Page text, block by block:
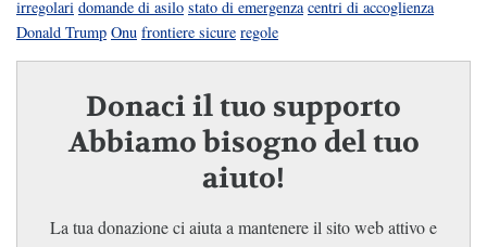
irregolari domande di asilo stato di emergenza centri di accoglienza
Donald Trump Onu frontiere sicure regole
Donaci il tuo supporto
Abbiamo bisogno del tuo
aiuto!
La tua donazione ci aiuta a mantenere il sito web attivo e